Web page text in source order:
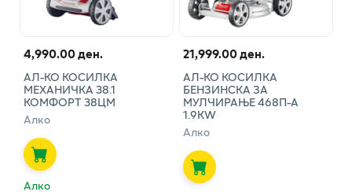
4,990.00 ден.
АЛ-КО КОСИЛКА
МЕХАНИЧКА 38.1
КОМФОРТ 38ЦМ
Алко
Алко
21,999.00 ден.
АЛ-КО КОСИЛКА
БЕНЗИНСКА ЗА
МУЛЧИРАЊЕ 468П-А
1.9КW
Алко